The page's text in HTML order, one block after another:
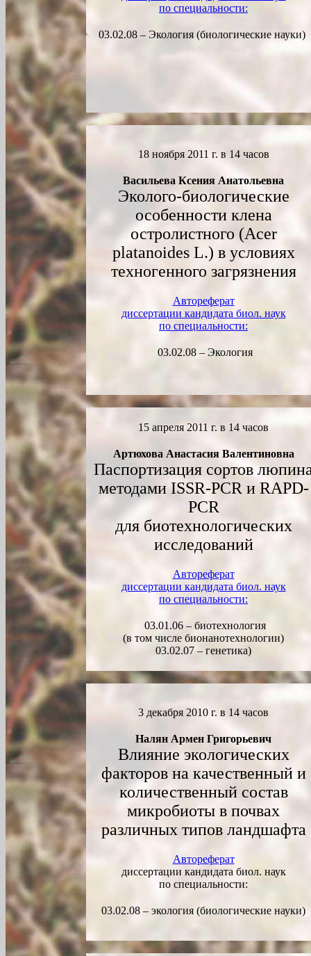
по специальности:
03.02.08 – Экология (биологические науки)
18 ноября 2011 г. в 14 часов
Васильева Ксения Анатольевна
Эколого-биологические
особенности клена
остролистного (Acer
platanoides L.) в условиях
техногенного загрязнения
Автореферат
диссертации кандидата биол. наук
по специальности:
03.02.08 – Экология
15 апреля 2011 г. в 14 часов
Артюхова Анастасия Валентиновна
Паспортизация сортов
методами ISSR-PCR и RAPD-
PCR
для биотехнологических
исследований
Автореферат
диссертации кандидата биол. наук
по специальности:
03.01.06 – биотехнология
(в том числе бионанотехнологии)
03.02.07 – генетика)
3 декабря 2010 г. в 14 часов
Налян Армен Григорьевич
Влияние экологических
факторов на качественный и
количественный состав
микробиоты в почвах
различных типов ландшафта
Автореферат
диссертации кандидата биол. наук
по специальности:
03.02.08 – экология (биологические науки)